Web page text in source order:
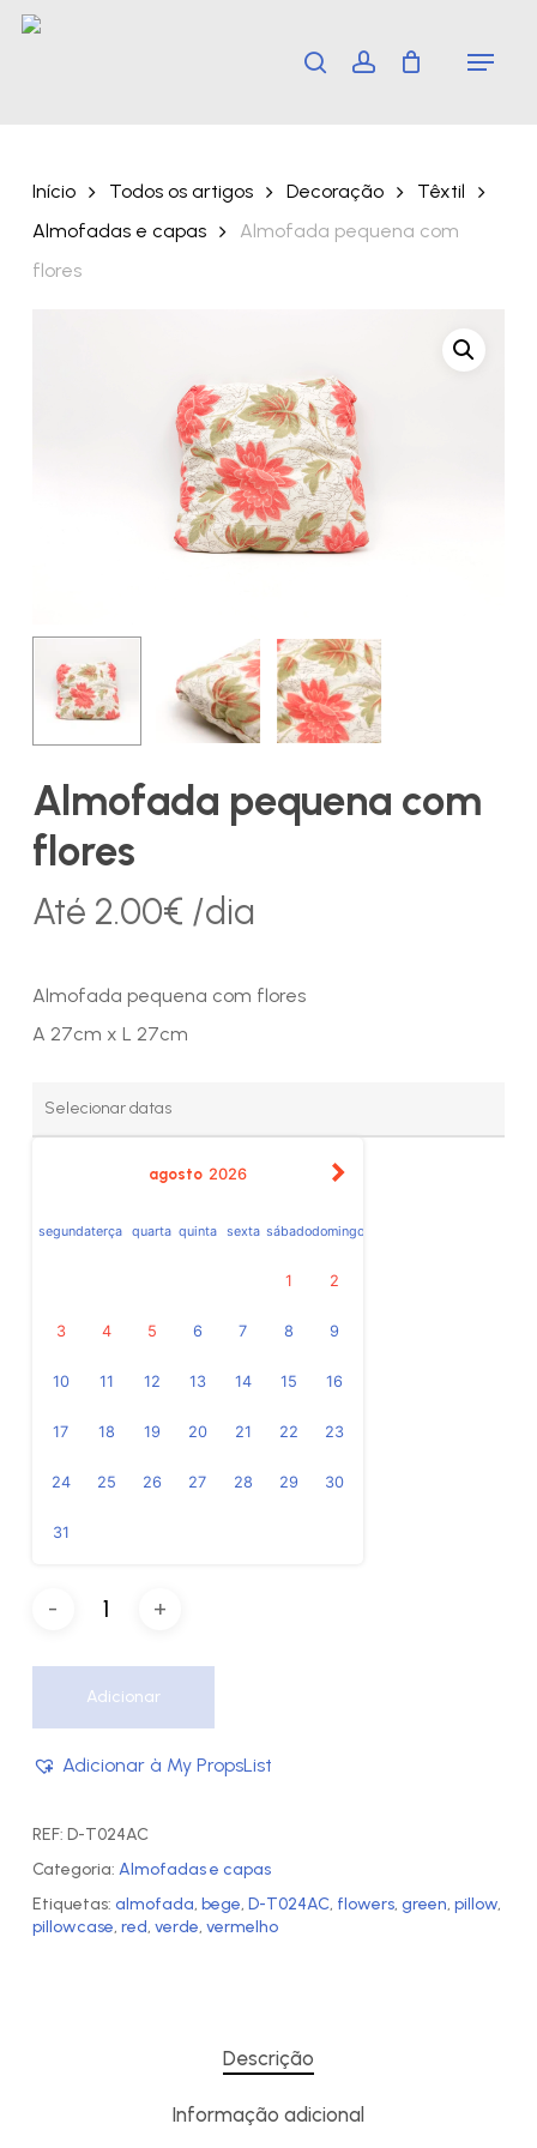
Skip
search account Menu
Início Todos os artigos Decoração
Têxtil
Almofadas e capas
Almofada pequena com
flores
Almofada pequena com
flores
Até 2.00€ /dia
Almofada pequena com flores
A 27cm x L 27cm
agosto 2026
segundaterça quarta quinta sexta sábadodomingo
1 2
3 4 5 6 7 8 9
10 11 12 13 14 15 16
17 18 19 20 21 22 23
24 25 26 27 28 29 30
31
Adicionar
Adicionar à My PropsList
REF: D-T024AC
Categoria: Almofadas e capas
Etiquetas: almofada, bege, D-T024AC, flowers, green, pillow,
pillowcase, red, verde, vermelho
Descrição
Informação adicional